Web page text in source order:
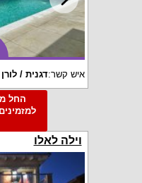
איש קשר:דגנית / לורן
וילה לאלו